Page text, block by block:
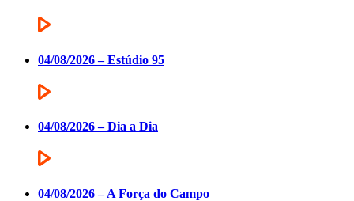
04/08/2026 – Estúdio 95
04/08/2026 – Dia a Dia
04/08/2026 – A Força do Campo